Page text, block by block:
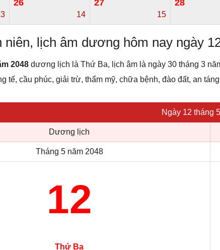
26
14
27
15
28
niên, lịch âm dương hôm nay ngày
2048 dương lịch là Thứ Ba, lịch âm là ngày 30 tháng 3
tế, cầu phúc, giải trừ, thẩm mỹ, chữa bệnh, đào đất, an
Ngày 12 tháng
Dương lịch
Tháng 5 năm 2048
12
Thứ Ba